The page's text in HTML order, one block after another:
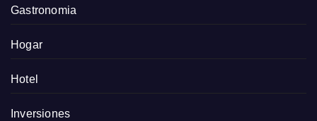
Gastronomia
Hogar
Hotel
Inversiones